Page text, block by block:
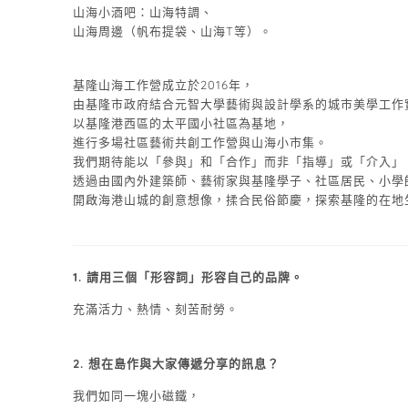
山海小酒吧：山海特調、
山海周邊（帆布提袋、山海T等）。
基隆山海工作營成立於2016年，
由基隆市政府結合元智大學藝術與設計學系的城市美學工作
以基隆港西區的太平國小社區為基地，
進行多場社區藝術共創工作營與山海小市集。
我們期待能以「參與」和「合作」而非「指導」或「介入」
透過由國內外建築師、藝術家與基隆學子、社區居民、小學
開啟海港山城的創意想像，揉合民俗節慶，探索基隆的在地
1. 請用三個「形容詞」形容自己的品牌。
充滿活力、熱情、刻苦耐勞。
2. 想在島作與大家傳遞分享的訊息？
我們如同一塊小磁鐵，